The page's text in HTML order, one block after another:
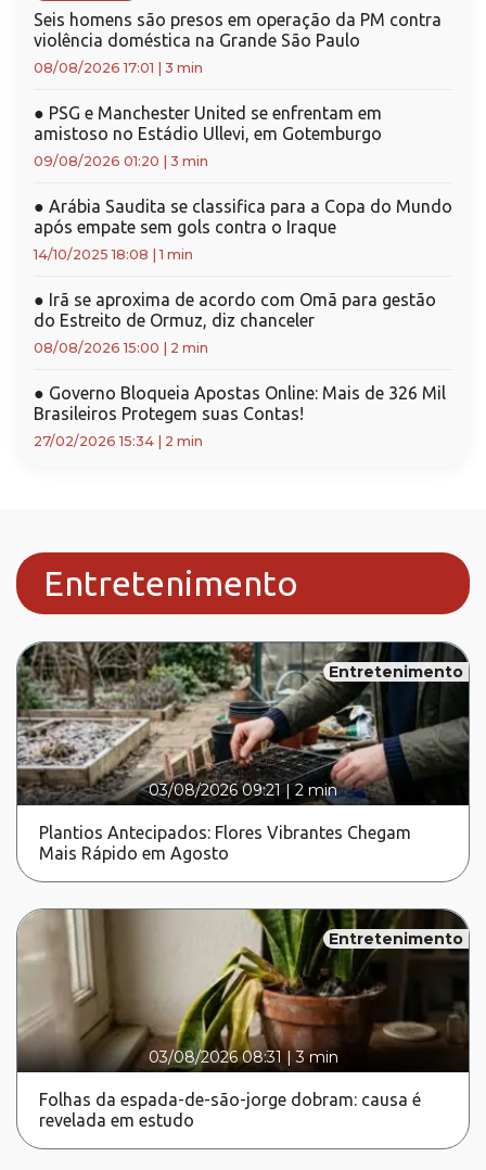
Seis homens são presos em operação da PM contra
violência doméstica na Grande São Paulo
08/08/2026 17:01 3 min
● PSG e Manchester United se enfrentam em
amistoso no Estádio Ullevi, em Gotemburgo
09/08/2026 01:20 3 min
● Arábia Saudita se classifica para a Copa do Mundo
após empate sem gols contra o Iraque
14/10/2025 18:08 |1 min
● Irã se aproxima de acordo com Omã para gestão
do Estreito de Ormuz, diz chanceler
08/08/2026 15:00 2 min
● Governo Bloqueia Apostas Online: Mais de 326 Mil
Brasileiros Protegem suas Contas!
27/02/2026 15:34 2 min
Entretenimento
Entretenimento
03/08/2026 09:21|2 min
Plantios Antecipados: Flores Vibrantes Chegam
Mais Rápido em Agosto
Entretenimento
03/08/2026 08:31 |3 min
Folhas da espada-de-são-jorge dobram: causa é
revelada em estudo